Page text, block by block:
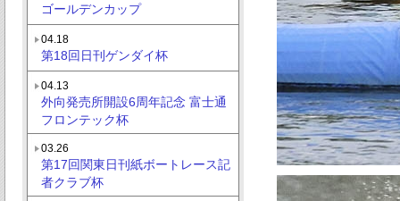
ゴールデンカップ
04.18
第18回日刊ゲンダイ杯
04.13
外向発売所開設6周年記念 富士通
フロンテック杯
03.26
第17回関東日刊紙ボートレース記
者クラブ杯